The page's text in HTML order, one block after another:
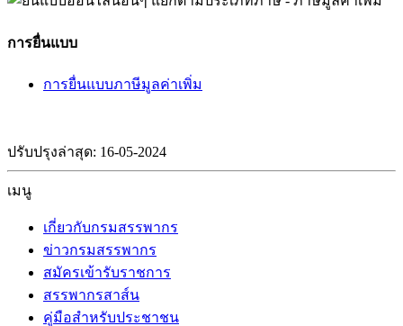
การยื่นแบบ
การยื่นแบบภาษีมูลค่าเพิ่ม
ปรับปรุงล่าสุด: 16-05-2024
เมนู
เกี่ยวกับกรมสรรพากร
ข่าวกรมสรรพากร
สมัครเข้ารับราชการ
สรรพากรสาส์น
คู่มือสำหรับประชาชน